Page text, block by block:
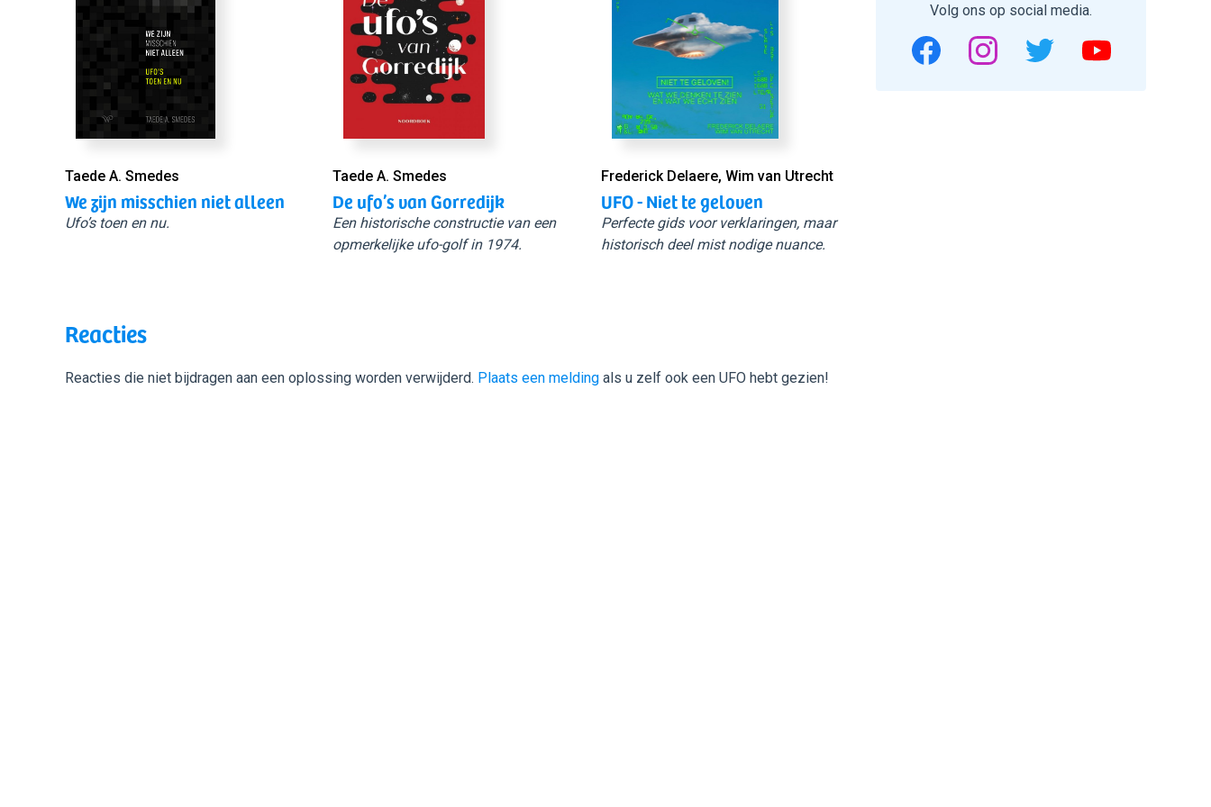
Taede A. Smedes
We zijn misschien niet alleen
Ufo’s toen en nu.
Taede A. Smedes
De ufo’s van Gorredijk
Een historische constructie van een
opmerkelijke ufo-golf in 1974.
Frederick Delaere, Wim van Utrecht
UFO - Niet te geloven
Perfecte gids voor verklaringen, maar
historisch deel mist nodige nuance.
Reacties
Reacties die niet bijdragen aan een oplossing worden verwijderd. Plaats een melding als u zelf ook een UFO hebt gezien!
Volg ons op social media.